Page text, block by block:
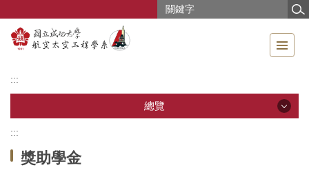
主
容
區
:::
總覽
:::
獎助學金